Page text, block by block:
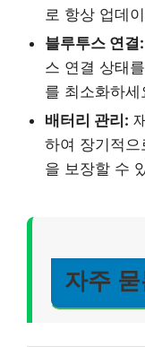
로 항상 업데
블루투스 연결:
스 연결 상태
를 최소화하세
배터리 관리:
하여 장기적
을 보장할 수
자주